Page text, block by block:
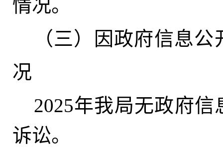
情况。
（三）因政府信息
况
2025年我局无政府
诉讼。